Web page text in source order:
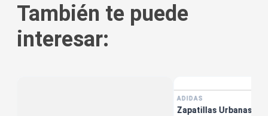
También te puede
interesar:
ADIDAS
Zapatillas Urbanas